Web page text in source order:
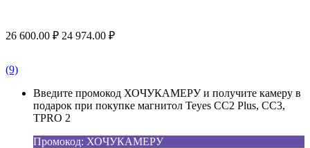
26 600.00 ₽ 24 974.00 ₽
(9)
Введите промокод ХОЧУКАМЕРУ и получите камеру в
подарок при покупке магнитол Teyes CC2 Plus, CC3,
TPRO 2
Промокод: ХОЧУКАМЕРУ